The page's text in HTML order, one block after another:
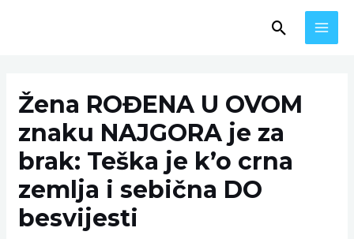
Search
Žena ROĐENA U OVOM
znaku NAJGORA je za
brak: Teška je k’o crna
zemlja i sebična DO
besvijesti